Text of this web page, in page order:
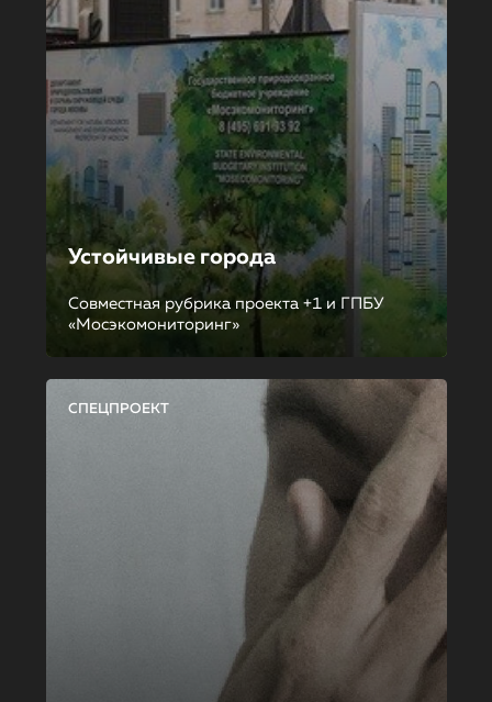
Устойчивые города
Совместная рубрика проекта +1 и ГПБУ
«Мосэкомониторинг»
СПЕЦПРОЕКТ